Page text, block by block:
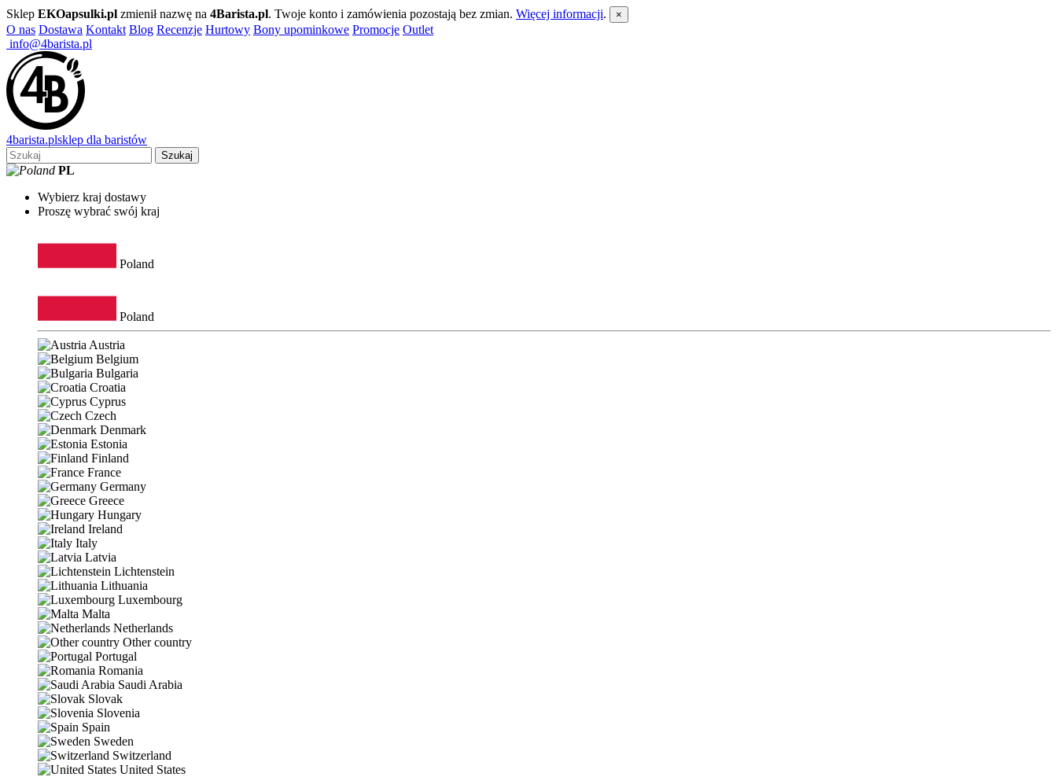
Sklep EKOapsulki.pl zmienił nazwę na 4Barista.pl. Twoje konto i zamówienia pozostają bez zmian. Więcej informacji. ×
O nas Dostawa Kontakt Blog Recenzje Hurtowy Bony upominkowe Promocje Outlet
info@4barista.pl
4barista.plsklep dla baristów
Szukaj
PL
Wybierz kraj dostawy
Proszę wybrać swój kraj
Poland
Poland
Austria
Belgium
Bulgaria
Croatia
Cyprus
Czech
Denmark
Estonia
Finland
France
Germany
Greece
Hungary
Ireland
Italy
Latvia
Lichtenstein
Lithuania
Luxembourg
Malta
Netherlands
Other country
Portugal
Romania
Saudi Arabia
Slovak
Slovenia
Spain
Sweden
Switzerland
United States